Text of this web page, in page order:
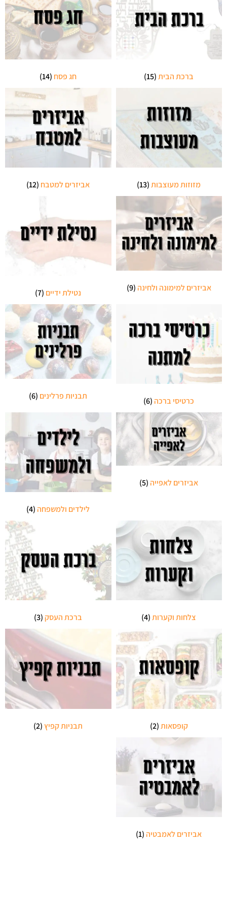
ברכת הבית(15) חג פסח (14)
מזוזות מעוצבות(13) אביזרים למטבח (12)
אביזרים למימונה ולחינה(9) נטילת ידיים (7)
כרטיסי ברכה(6) תבניות פרלינים (6)
אביזרים לאפייה(5)
לילדים ולמשפחה(4)
צלחות וקערות(4) ברכת העסק(3)
קופסאות(2) תבניות קפיץ(2)
אביזרים לאמבטיה(1)